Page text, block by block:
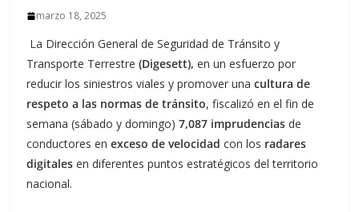
marzo 18, 2025
La Dirección General de Seguridad de Tránsito y
Transporte Terrestre(Digesett),en un esfuerzo por
reducir los siniestros viales y promover unacultura de
respeto a las normas de tránsito, fiscalizó en el fin de
semana (sábado y domingo)7,087 imprudencias de
conductores enexceso de velocidad con los radares
digitales en diferentes puntos estratégicos del territorio
nacional.